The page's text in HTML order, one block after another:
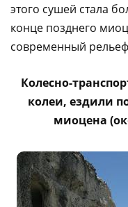
этого сушей стала
конце позднего
современный
Колесно-
колеи, ездили
миоцена